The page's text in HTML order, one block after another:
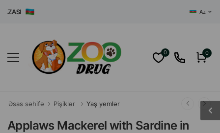
Az
0 0
Əsas səhifə Pişiklər Yaş yemlər
Applaws Mackerel with Sardine in